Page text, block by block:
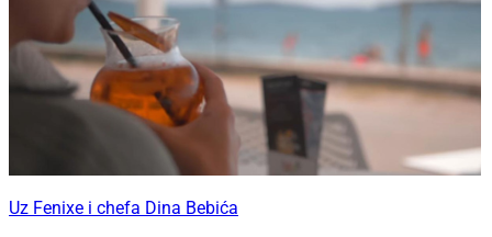
Uz Fenixe i chefa Dina Bebića